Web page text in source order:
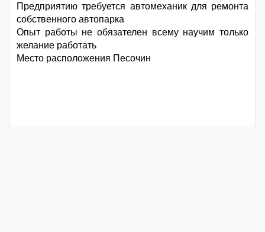
Предприятию требуется автомеханик для ремонта
собственного автопарка
Опыт работы не обязателен всему научим только
желание работать
Место расположения Песочин